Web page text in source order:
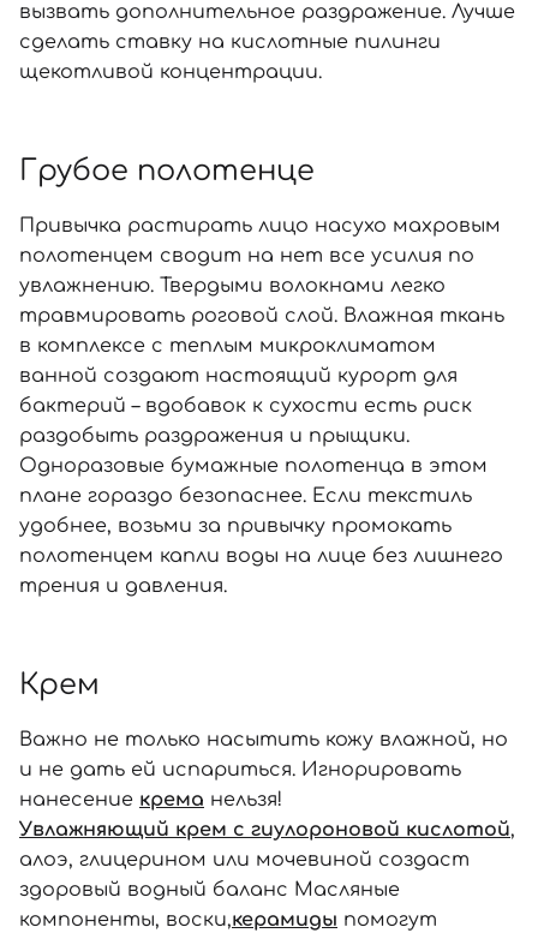
вызвать дополнительное раздражение. Лучше
сделать ставку на кислотные пилинги
щекотливой концентрации.
Грубое полотенце
Привычка растирать лицо насухо махровым
полотенцем сводит на нет все усилия по
увлажнению. Твердыми волокнами легко
травмировать роговой слой. Влажная ткань
в комплексе с теплым микроклиматом
ванной создают настоящий курорт для
бактерий – вдобавок к сухости есть риск
раздобыть раздражения и прыщики.
Одноразовые бумажные полотенца в этом
плане гораздо безопаснее. Если текстиль
удобнее, возьми за привычку промокать
полотенцем капли воды на лице без лишнего
трения и давления.
Крем
Важно не только насытить кожу влажной, но
и не дать ей испариться. Игнорировать
нанесение крема нельзя!
Увлажняющий крем с гиулороновой кислотой,
алоэ, глицерином или мочевиной создаст
здоровый водный баланс Масляные
компоненты, воски,керамиды помогут
Далее
Войти с помощью e-mail